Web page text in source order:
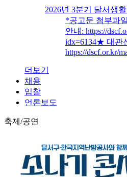
2026년 3분기 달서생
*공고문 첨부파
안내: https://
idx=6134★ 대관
https://dscf.or.kr/
더보기
채용
입찰
언론보도
축제/공연